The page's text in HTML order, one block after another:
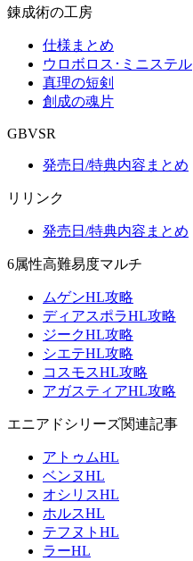
錬成術の工房
仕様まとめ
ウロボロス･ミニステル
真理の短剣
創成の魂片
GBVSR
発売日/特典内容まとめ
リリンク
発売日/特典内容まとめ
6属性高難易度マルチ
ムゲンHL攻略
ディアスポラHL攻略
ジークHL攻略
シエテHL攻略
コスモスHL攻略
アガスティアHL攻略
エニアドシリーズ関連記事
アトゥムHL
ベンヌHL
オシリスHL
ホルスHL
テフヌトHL
ラーHL